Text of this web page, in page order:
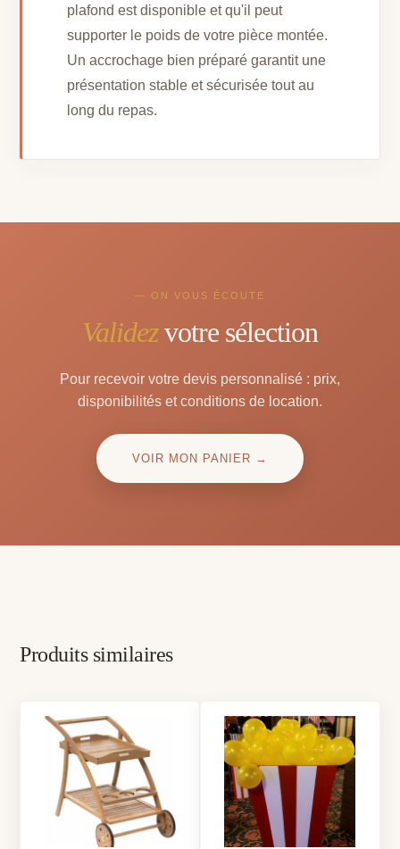
plafond est disponible et qu'il peut
supporter le poids de votre pièce montée.
Un accrochage bien préparé garantit une
présentation stable et sécurisée tout au
long du repas.
— ON VOUS ÉCOUTE
Validezvotre sélection
Pour recevoir votre devis personnalisé : prix,
disponibilités et conditions de location.
VOIR MON PANIER →
Produits similaires